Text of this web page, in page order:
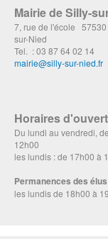
Mairie de Silly-
7, rue de l'école
sur-Nied
Tel. : 03 87 64 02 14
mairie@silly-sur-nied.fr
Horaires
Du lundi au vendredi,
12h00
les lundis : de 17h00 à
Permanences des
les lundis de 18h00 à